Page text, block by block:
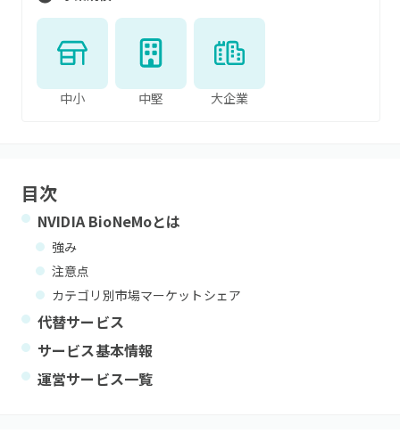
中小 中堅 大企業
目次
NVIDIA BioNeMoとは
強み
注意点
カテゴリ別市場マーケットシェア
代替サービス
サービス基本情報
運営サービス一覧